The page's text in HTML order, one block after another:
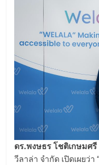
ดร.พงษธร โชติเกษมศรี
วีลาล่า จำกัด เปิดเผยว่